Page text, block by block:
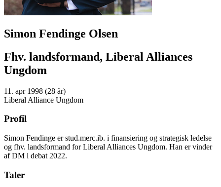
Simon Fendinge Olsen
Fhv. landsformand, Liberal Alliances
Ungdom
11. apr 1998 (28 år)
Liberal Alliance Ungdom
Profil
Simon Fendinge er stud.merc.ib. i finansiering og strategisk ledelse
og fhv. landsformand for Liberal Alliances Ungdom. Han er vinder
af DM i debat 2022.
Taler